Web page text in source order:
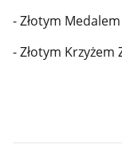
- Złotym
- Złotym